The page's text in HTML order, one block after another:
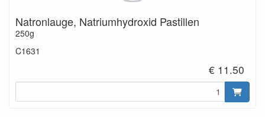
Natronlauge, Natriumhydroxid Pastillen
250g
C1631
€ 11.50